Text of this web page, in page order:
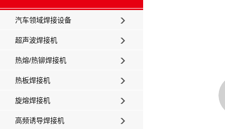
汽车领域焊接设备
超声波焊接机
热熔/热铆焊接机
热板焊接机
旋熔焊接机
高频诱导焊接机